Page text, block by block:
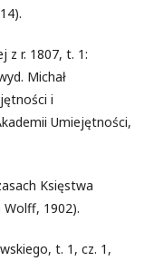
z r. 1807, t. 1:
Michał
i
Umiejętności,
Księstwa
Wolff, 1902).
t. 1, cz. 1,